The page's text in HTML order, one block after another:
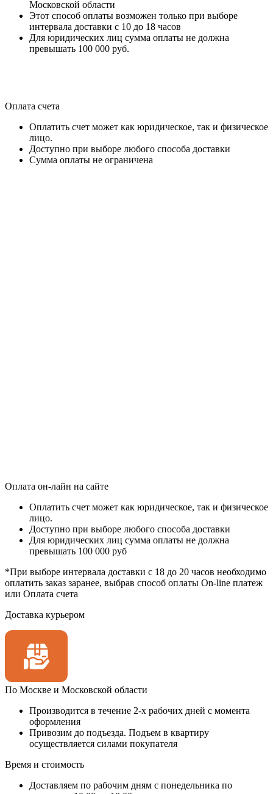
Московской области
Этот способ оплаты возможен только при выборе
интервала доставки с 10 до 18 часов
Для юридических лиц сумма оплаты не должна
превышать 100 000 руб.
Оплата счета
Оплатить счет может как юридическое, так и физическое
лицо.
Доступно при выборе любого способа доставки
Сумма оплаты не ограничена
Оплата он‑лайн на сайте
Оплатить счет может как юридическое, так и физическое
лицо.
Доступно при выборе любого способа доставки
Для юридических лиц сумма оплаты не должна
превышать 100 000 руб
*При выборе интервала доставки с 18 до 20 часов необходимо
оплатить заказ заранее, выбрав способ оплаты On-line платеж
или Оплата счета
Доставка курьером
По Москве и Московской области
Производится в течение 2-х рабочих дней с момента
оформления
Привозим до подъезда. Подъем в квартиру
осуществляется силами покупателя
Время и стоимость
Доставляем по рабочим дням с понедельника по